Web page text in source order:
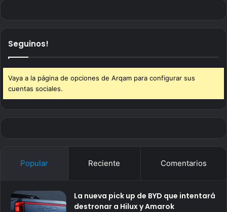
Seguinos!
Vaya a la página de opciones de Arqam para configurar sus
cuentas sociales.
Popular Reciente Comentarios
La nueva pick up de BYD que intentará
destronar a Hilux y Amarok